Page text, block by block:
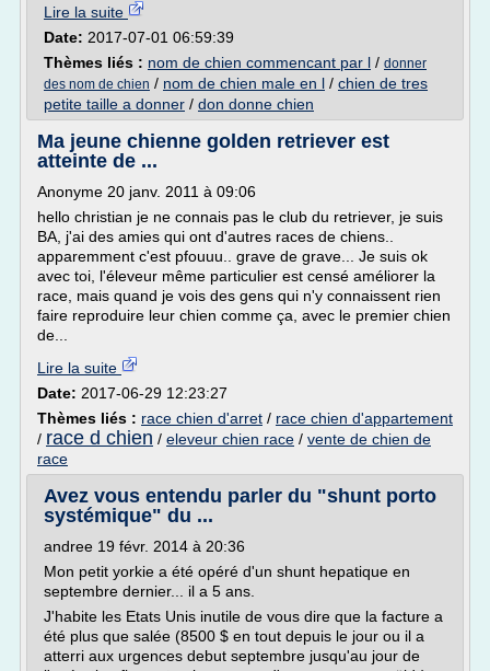
Lire la suite
Date: 2017-07-01 06:59:39
Thèmes liés : nom de chien commencant par l / donner
des nom de chien / nom de chien male en l / chien de tres
petite taille a donner / don donne chien
Ma jeune chienne golden retriever est
atteinte de ...
Anonyme 20 janv. 2011 à 09:06
hello christian je ne connais pas le club du retriever, je suis
BA, j'ai des amies qui ont d'autres races de chiens..
apparemment c'est pfouuu.. grave de grave... Je suis ok
avec toi, l'éleveur même particulier est censé améliorer la
race, mais quand je vois des gens qui n'y connaissent rien
faire reproduire leur chien comme ça, avec le premier chien
de...
Lire la suite
Date: 2017-06-29 12:23:27
Thèmes liés : race chien d'arret / race chien d'appartement
/ race d chien / eleveur chien race / vente de chien de
race
Avez vous entendu parler du "shunt porto
systémique" du ...
andree 19 févr. 2014 à 20:36
Mon petit yorkie a été opéré d'un shunt hepatique en
septembre dernier... il a 5 ans.
J'habite les Etats Unis inutile de vous dire que la facture a
été plus que salée (8500 $ en tout depuis le jour ou il a
atterri aux urgences debut septembre jusqu'au jour de